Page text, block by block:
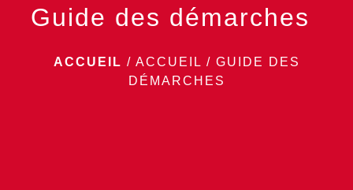
Guide des démarches
ACCUEIL / ACCUEIL / GUIDE DES
DÉMARCHES